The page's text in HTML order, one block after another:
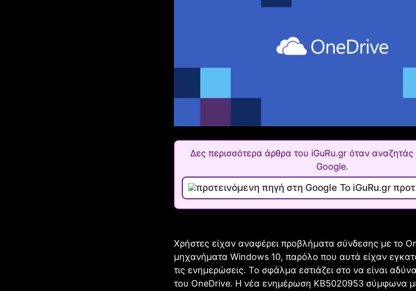
Δες περισσότερα άρθρα του iGuRu.gr όταν αναζητάς
Google.
Το iGuRu.gr
Χρήστες είχαν αναφέρει προβλήματα σύνδεσης με το
μηχανήματα Windows 10, παρόλο που αυτά είχαν
τις ενημερώσεις. Το σφάλμα εστιάζει στο να είναι
του OneDrive. Η νέα ενημέρωση KB5020953 σύμφωνα